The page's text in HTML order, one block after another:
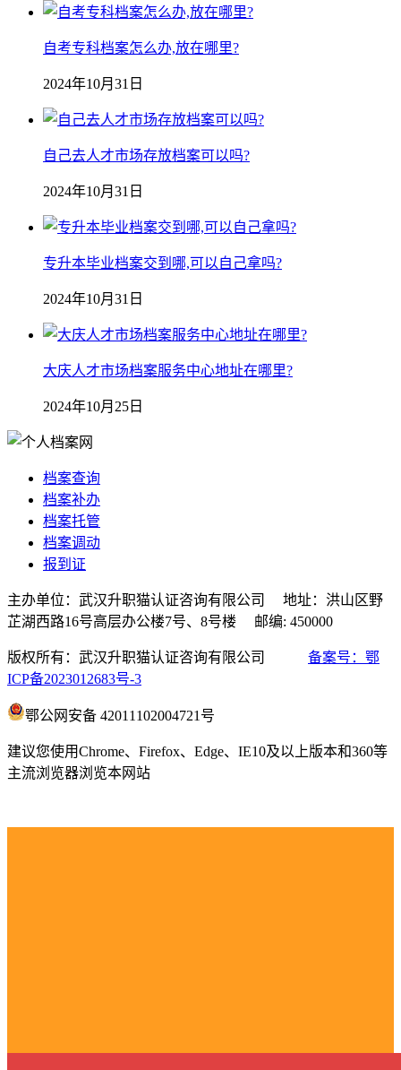
自考专科档案怎么办,放在哪里?
2024年10月31日
自己去人才市场存放档案可以吗?
2024年10月31日
专升本毕业档案交到哪,可以自己拿吗?
2024年10月31日
大庆人才市场档案服务中心地址在哪里?
2024年10月25日
档案查询
档案补办
档案托管
档案调动
报到证
主办单位：武汉升职猫认证咨询有限公司 地址：洪山区野
芷湖西路16号高层办公楼7号、8号楼 邮编: 450000
版权所有：武汉升职猫认证咨询有限公司 备案号：鄂
ICP备2023012683号-3
鄂公网安备 42011102004721号
建议您使用Chrome、Firefox、Edge、IE10及以上版本和360等
主流浏览器浏览本网站